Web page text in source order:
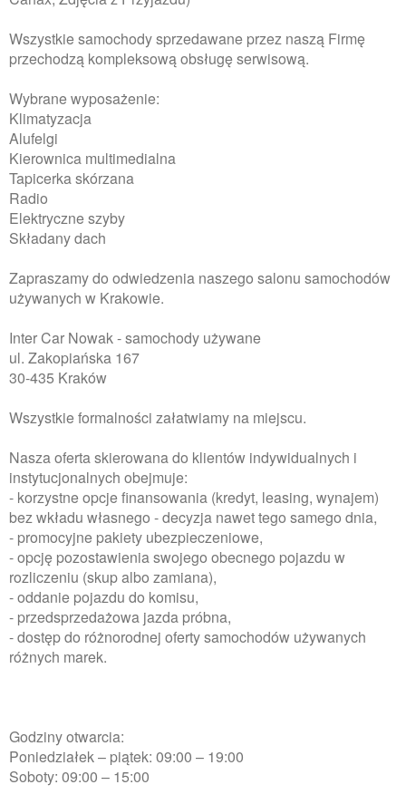
Wszystkie samochody sprzedawane przez naszą Firmę
przechodzą kompleksową obsługę serwisową.
Wybrane wyposażenie:
Klimatyzacja
Alufelgi
Kierownica multimedialna
Tapicerka skórzana
Radio
Elektryczne szyby
Składany dach
Zapraszamy do odwiedzenia naszego salonu samochodów
używanych w Krakowie.
Inter Car Nowak - samochody używane
ul. Zakopiańska 167
30-435 Kraków
Wszystkie formalności załatwiamy na miejscu.
Nasza oferta skierowana do klientów indywidualnych i
instytucjonalnych obejmuje:
- korzystne opcje finansowania (kredyt, leasing, wynajem)
bez wkładu własnego - decyzja nawet tego samego dnia,
- promocyjne pakiety ubezpieczeniowe,
- opcję pozostawienia swojego obecnego pojazdu w
rozliczeniu (skup albo zamiana),
- oddanie pojazdu do komisu,
- przedsprzedażowa jazda próbna,
- dostęp do różnorodnej oferty samochodów używanych
różnych marek.
Godziny otwarcia:
Poniedziałek – piątek: 09:00 – 19:00
Soboty: 09:00 – 15:00